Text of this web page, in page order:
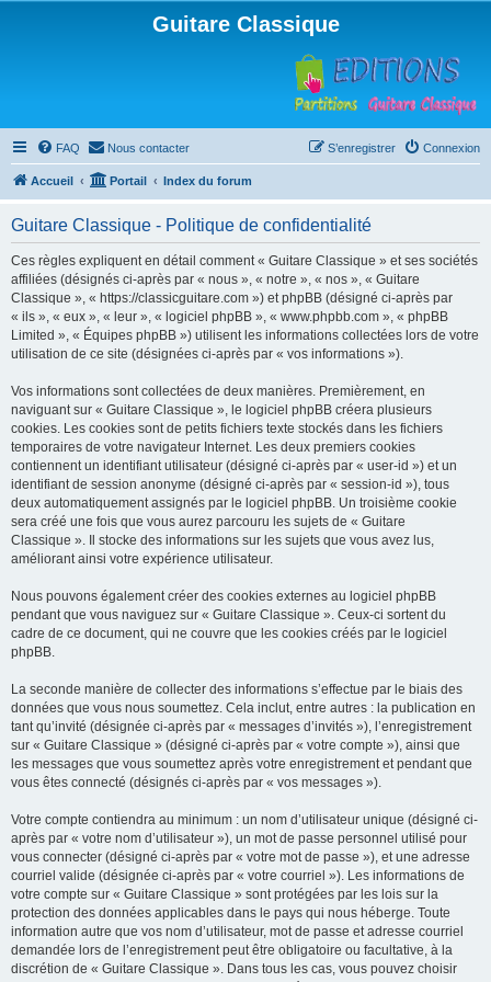
Guitare Classique
FAQ Nous contacter Connexion
S’enregistrer
Accueil Portail Index du forum
Guitare Classique - Politique de confidentialité
Ces règles expliquent en détail comment « Guitare Classique » et ses sociétés
affiliées (désignés ci-après par « nous », « notre », « nos », « Guitare
Classique », « https://classicguitare.com ») et phpBB (désigné ci-après par
« ils », « eux », « leur », « logiciel phpBB », « www.phpbb.com », « phpBB
Limited », « Équipes phpBB ») utilisent les informations collectées lors de votre
utilisation de ce site (désignées ci-après par « vos informations »).
Vos informations sont collectées de deux manières. Premièrement, en
naviguant sur « Guitare Classique », le logiciel phpBB créera plusieurs
cookies. Les cookies sont de petits fichiers texte stockés dans les fichiers
temporaires de votre navigateur Internet. Les deux premiers cookies
contiennent un identifiant utilisateur (désigné ci-après par « user-id ») et un
identifiant de session anonyme (désigné ci-après par « session-id »), tous
deux automatiquement assignés par le logiciel phpBB. Un troisième cookie
sera créé une fois que vous aurez parcouru les sujets de « Guitare
Classique ». Il stocke des informations sur les sujets que vous avez lus,
améliorant ainsi votre expérience utilisateur.
Nous pouvons également créer des cookies externes au logiciel phpBB
pendant que vous naviguez sur « Guitare Classique ». Ceux-ci sortent du
cadre de ce document, qui ne couvre que les cookies créés par le logiciel
phpBB.
La seconde manière de collecter des informations s’effectue par le biais des
données que vous nous soumettez. Cela inclut, entre autres : la publication en
tant qu’invité (désignée ci-après par « messages d’invités »), l’enregistrement
sur « Guitare Classique » (désigné ci-après par « votre compte »), ainsi que
les messages que vous soumettez après votre enregistrement et pendant que
vous êtes connecté (désignés ci-après par « vos messages »).
Votre compte contiendra au minimum : un nom d’utilisateur unique (désigné ci-
après par « votre nom d’utilisateur »), un mot de passe personnel utilisé pour
vous connecter (désigné ci-après par « votre mot de passe »), et une adresse
courriel valide (désignée ci-après par « votre courriel »). Les informations de
votre compte sur « Guitare Classique » sont protégées par les lois sur la
protection des données applicables dans le pays qui nous héberge. Toute
information autre que vos nom d’utilisateur, mot de passe et adresse courriel
demandée lors de l’enregistrement peut être obligatoire ou facultative, à la
discrétion de « Guitare Classique ». Dans tous les cas, vous pouvez choisir